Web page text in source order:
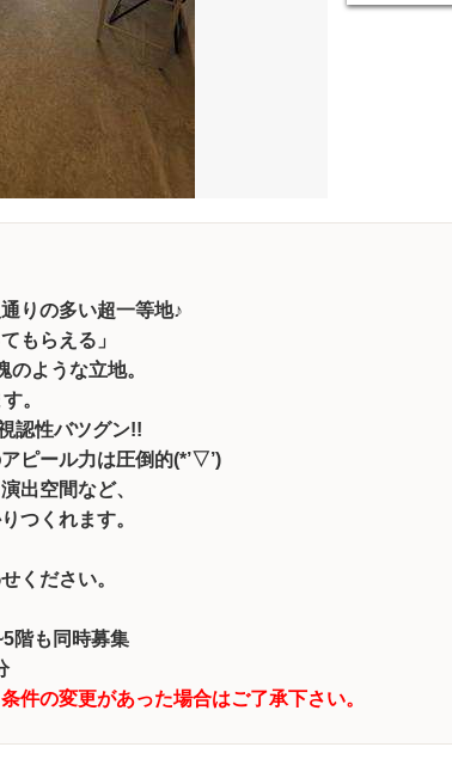
りの多い超一等地♪
もらえる」
ような立地。
。
認性バツグン!!
ピール力は圧倒的(*’▽’)
出空間など、
つくれます。
ください。
階も同時募集
件の変更があった場合はご了承下さい。